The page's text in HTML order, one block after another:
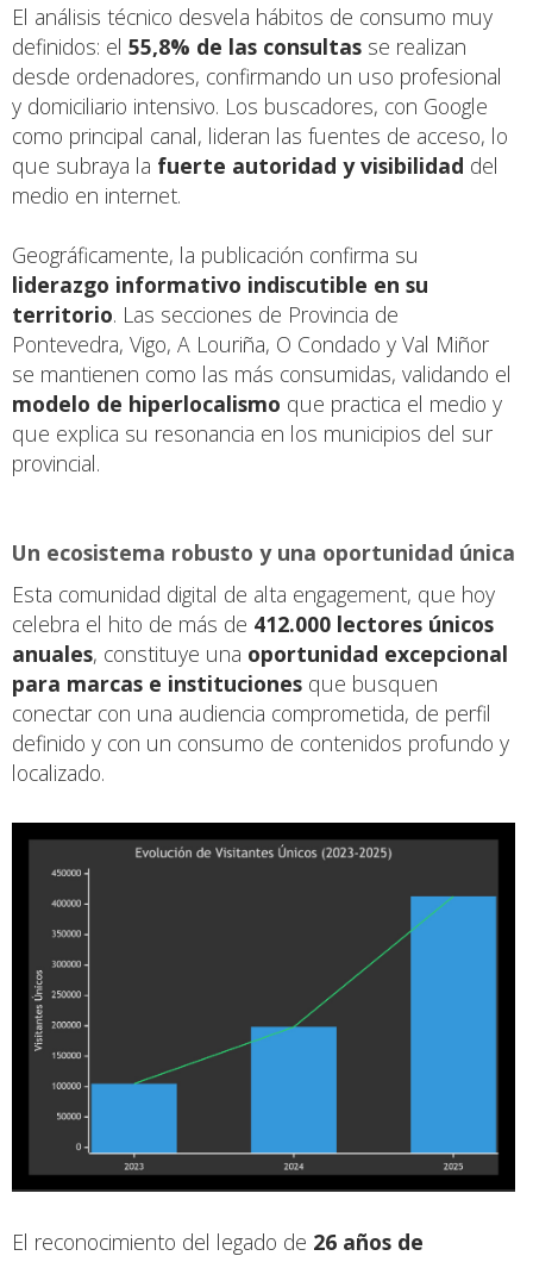
El análisis técnico desvela hábitos de consumo muy
definidos: el 55,8% de las consultas se realizan
desde ordenadores, confirmando un uso profesional
y domiciliario intensivo. Los buscadores, con Google
como principal canal, lideran las fuentes de acceso, lo
que subraya la fuerte autoridad y visibilidad del
medio en internet.
Geográficamente, la publicación confirma su
liderazgo informativo indiscutible en su
territorio. Las secciones de Provincia de
Pontevedra, Vigo, A Louriña, O Condado y Val Miñor
se mantienen como las más consumidas, validando el
modelo de hiperlocalismo que practica el medio y
que explica su resonancia en los municipios del sur
provincial.
Un ecosistema robusto y una oportunidad única
Esta comunidad digital de alta engagement, que hoy
celebra el hito de más de 412.000 lectores únicos
anuales, constituye una oportunidad excepcional
para marcas e instituciones que busquen
conectar con una audiencia comprometida, de perfil
definido y con un consumo de contenidos profundo y
localizado.
El reconocimiento del legado de 26 años de